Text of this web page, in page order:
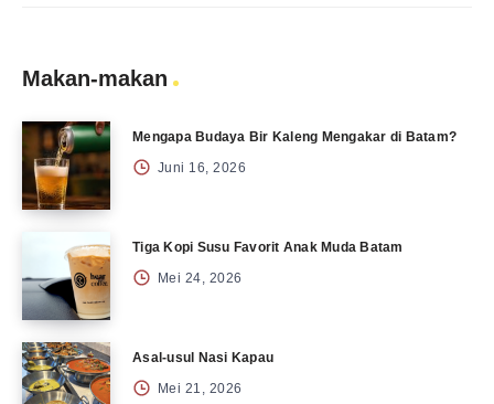
Makan-makan
Mengapa Budaya Bir Kaleng Mengakar di Batam?
Juni 16, 2026
Tiga Kopi Susu Favorit Anak Muda Batam
Mei 24, 2026
Asal-usul Nasi Kapau
Mei 21, 2026